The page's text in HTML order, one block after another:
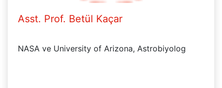
Asst. Prof. Betül Kaçar
NASA ve University of Arizona, Astrobiyolog